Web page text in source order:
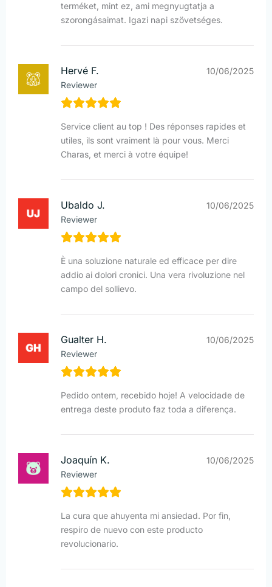
terméket, mint ez, ami megnyugtatja a
szorongásaimat. Igazi napi szövetséges.
Hervé F.
Reviewer
10/06/2025
Service client au top ! Des réponses rapides et
utiles, ils sont vraiment là pour vous. Merci
Charas, et merci à votre équipe!
Ubaldo J.
Reviewer
10/06/2025
È una soluzione naturale ed efficace per dire
addio ai dolori cronici. Una vera rivoluzione nel
campo del sollievo.
Gualter H.
Reviewer
10/06/2025
Pedido ontem, recebido hoje! A velocidade de
entrega deste produto faz toda a diferença.
Joaquín K.
Reviewer
10/06/2025
La cura que ahuyenta mi ansiedad. Por fin,
respiro de nuevo con este producto
revolucionario.